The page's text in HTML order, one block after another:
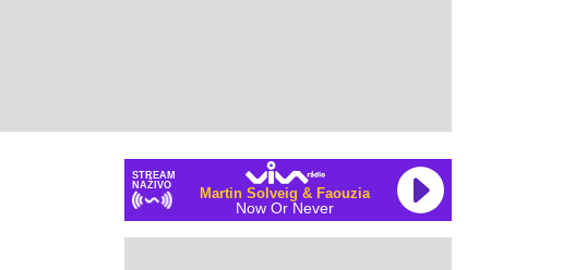
STREAM
NAŽIVO
Martin Solveig & Faouzia
Now Or Never